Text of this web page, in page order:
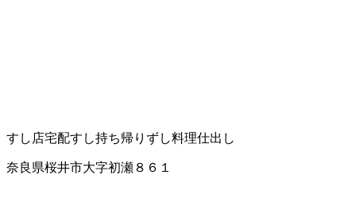
すし店宅配すし持ち帰りずし料理仕出し
奈良県桜井市大字初瀬８６１